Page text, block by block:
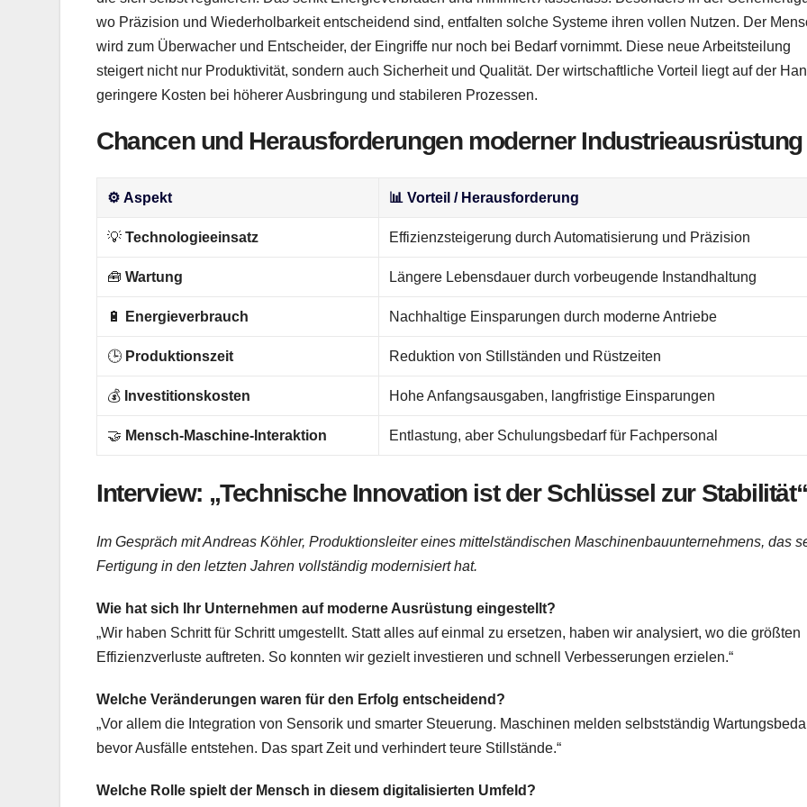
wo Präzision und Wiederholbarkeit entscheidend sind, entfalten solche Systeme ihren vollen Nutzen. Der
wird zum Überwacher und Entscheider, der Eingriffe nur noch bei Bedarf vornimmt. Diese neue Arbeitsteilung
steigert nicht nur Produktivität, sondern auch Sicherheit und Qualität. Der wirtschaftliche Vorteil liegt auf der
geringere Kosten bei höherer Ausbringung und stabileren Prozessen.
Chancen und Herausforderungen moderner Industrieausrüstung
⚙️Aspekt 📊Vorteil / Herausforderung
💡Technologieeinsatz Effizienzsteigerung durch Automatisierung und Präzision
🧰Wartung Längere Lebensdauer durch vorbeugende Instandhaltung
🔋 Energieverbrauch Nachhaltige Einsparungen durch moderne Antriebe
🕒 Produktionszeit Reduktion von Stillständen und Rüstzeiten
💰 Investitionskosten Hohe Anfangsausgaben, langfristige Einsparungen
🤝 Mensch-Maschine-Interaktion Entlastung, aber Schulungsbedarf für Fachpersonal
Interview: „Technische Innovation ist der Schlüssel zur Stabilität“
Im Gespräch mit Andreas Köhler, Produktionsleiter eines mittelständischen Maschinenbauunternehmens, das
Fertigung in den letzten Jahren vollständig modernisiert hat.
Wie hat sich Ihr Unternehmen auf moderne Ausrüstung eingestellt?
„Wir haben Schritt für Schritt umgestellt. Statt alles auf einmal zu ersetzen, haben wir analysiert, wo die größten
Effizienzverluste auftreten. So konnten wir gezielt investieren und schnell Verbesserungen erzielen.“
Welche Veränderungen waren für den Erfolg entscheidend?
„Vor allem die Integration von Sensorik und smarter Steuerung. Maschinen melden selbstständig
bevor Ausfälle entstehen. Das spart Zeit und verhindert teure Stillstände.“
Welche Rolle spielt der Mensch in diesem digitalisierten Umfeld?